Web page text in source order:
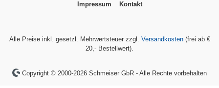
Impressum
Kontakt
Alle Preise inkl. gesetzl. Mehrwertsteuer zzgl. Versandkosten(frei ab €
20,- Bestellwert).
Copyright © 2000-2026 Schmeiser GbR - Alle Rechte vorbehalten